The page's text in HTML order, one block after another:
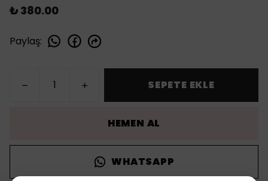
₺ 380.00
Paylaş:
SEPETE EKLE
HEMEN AL
WHATSAPP